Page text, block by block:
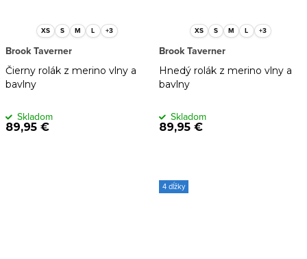
XS S M L +3
Čierny rolák z merino vlny a
bavlny
Brook Taverner
89,95 €
Skladom
XS S M L +3
Hnedý rolák z merino vlny a
bavlny
Brook Taverner
89,95 €
Skladom
4 dĺžky